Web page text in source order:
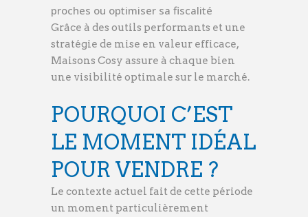
proches ou optimiser sa fiscalité
Grâce à des outils performants et une
stratégie de mise en valeur efficace,
Maisons Cosy assure à chaque bien
une visibilité optimale sur le marché.
POURQUOI C’EST
LE MOMENT IDÉAL
POUR VENDRE ?
Le contexte actuel fait de cette période
un moment particulièrement